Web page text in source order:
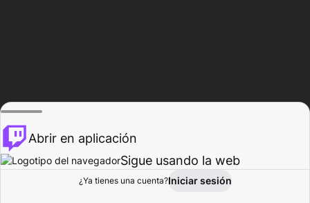
Explorar Actividad
Abrir en aplicación
Sigue usando la web
¿Ya tienes una cuenta?Iniciar sesión